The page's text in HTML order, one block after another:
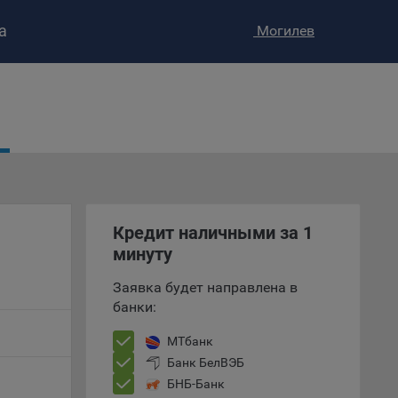
и
–
Могилев
Кредит наличными за 1
минуту
Заявка будет направлена в
банки:
МТбанк
Банк БелВЭБ
БНБ-Банк